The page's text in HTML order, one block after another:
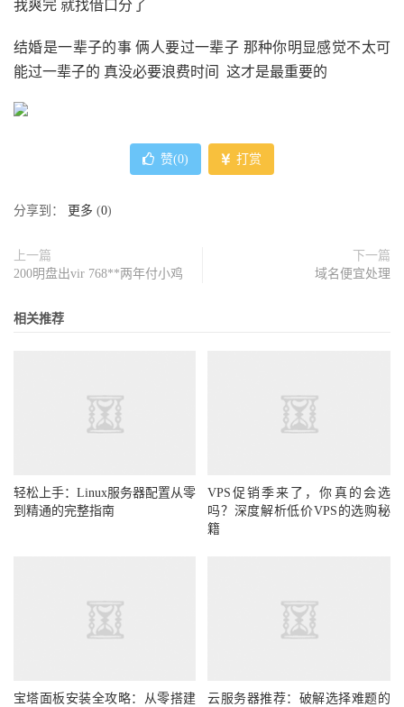
我爽完 就找借口分了
结婚是一辈子的事 俩人要过一辈子 那种你明显感觉不太可
能过一辈子的 真没必要浪费时间 这才是最重要的
赞(0) 打赏
分享到： 更多 (0)
上一篇
200明盘出vir 768**两年付小鸡
下一篇
域名便宜处理
相关推荐
轻松上手：Linux服务器配置从零
到精通的完整指南
VPS促销季来了，你真的会选
吗？深度解析低价VPS的选购秘
籍
宝塔面板安装全攻略：从零搭建
云服务器推荐：破解选择难题的